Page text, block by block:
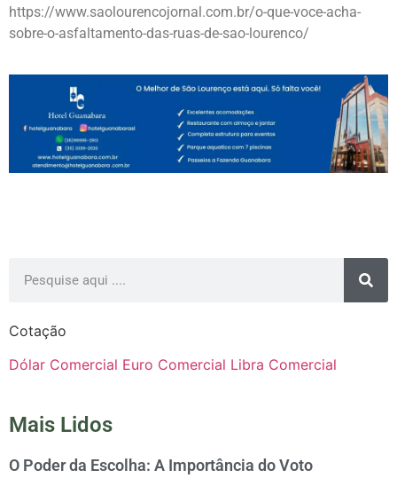
https://www.saolourencojornal.com.br/o-que-voce-acha-
sobre-o-asfaltamento-das-ruas-de-sao-lourenco/
Cotação
Dólar Comercial Euro Comercial Libra Comercial
Mais Lidos
O Poder da Escolha: A Importância do Voto